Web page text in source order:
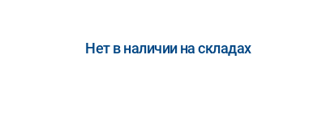
Нет в наличии на складах